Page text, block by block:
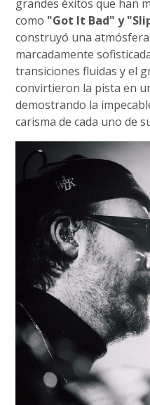
grandes éxitos que han
como "Got It Bad" y
construyó una
marcadamente
transiciones fluidas y el
convirtieron la pista en
demostrando la
carisma de cada uno de